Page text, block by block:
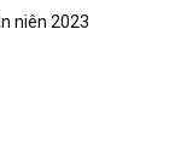
niên 2023